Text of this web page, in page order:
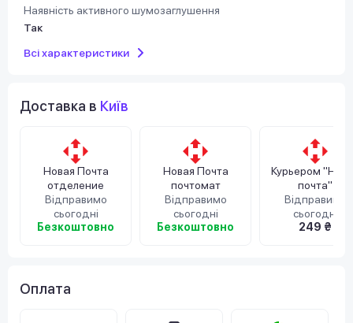
Наявність активного шумозаглушення
Так
Всі характеристики
Доставка в Київ
Новая Почта
отделение
Відправимо
сьогодні
Безкоштовно
Новая Почта
почтомат
Відправимо
сьогодні
Безкоштовно
Курьером
почта"
Відправимо
сьогодні
249 ₴
Оплата